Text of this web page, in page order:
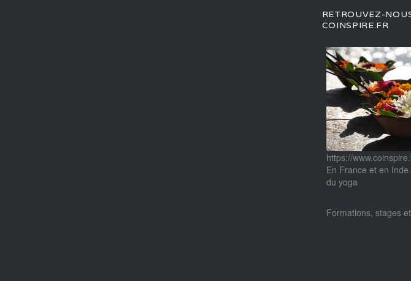
RETROUVEZ-
COINSPIRE.FR
https://
En France et en
du yoga
Formations, stages